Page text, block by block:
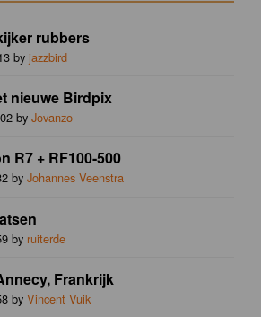
rubbers
by jazzbird
nieuwe Birdpix
by Jovanzo
R7 + RF100-500
by Johannes Veenstra
by ruiterde
Frankrijk
by Vincent Vuik